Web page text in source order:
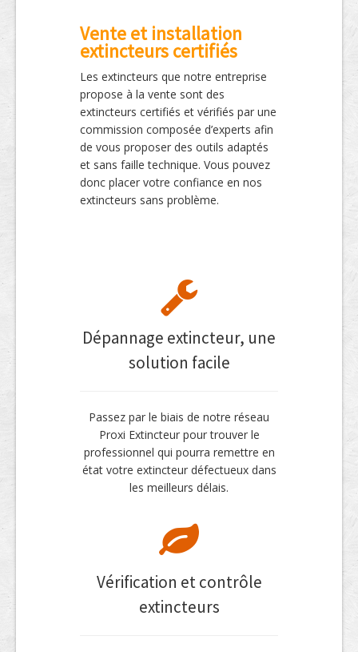
Vente et installation
extincteurs certifiés
Les extincteurs que notre entreprise
propose à la vente sont des
extincteurs certifiés et vérifiés par une
commission composée d’experts afin
de vous proposer des outils adaptés
et sans faille technique. Vous pouvez
donc placer votre confiance en nos
extincteurs sans problème.
Dépannage extincteur, une
solution facile
Passez par le biais de notre réseau
Proxi Extincteur pour trouver le
professionnel qui pourra remettre en
état votre extincteur défectueux dans
les meilleurs délais.
Vérification et contrôle
extincteurs